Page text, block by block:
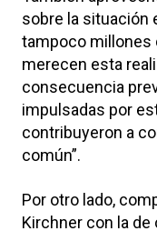
sobre la situación
tampoco millones
merecen esta
consecuencia
impulsadas por
contribuyeron a
común”.
Por otro lado,
Kirchner con la